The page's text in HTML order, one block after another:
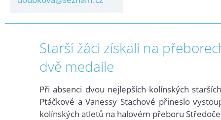
Starší žáci získali na
dvě medaile
Při absenci dvou nejlepších kolínských
Ptáčkové a Vanessy Stachové přineslo
kolínských atletů na halovém přeboru